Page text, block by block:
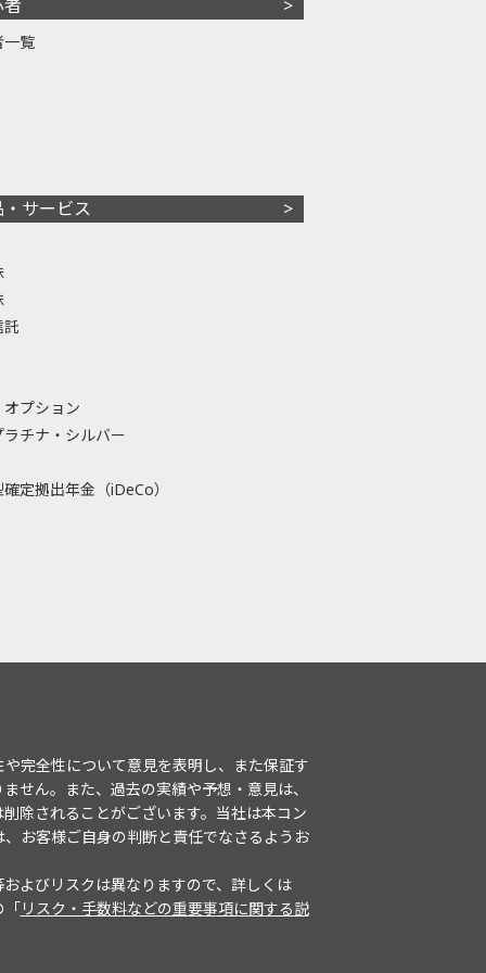
一覧
サービス
託
プション
ラチナ・シルバー
定拠出年金（iDeCo）
完全性について意見を表明し、また保証す
せん。また、過去の実績や予想・意見は、
除されることがございます。当社は本コン
お客様ご自身の判断と責任でなさるようお
よびリスクは異なりますので、詳しくは
「リスク・手数料などの重要事項に関する説